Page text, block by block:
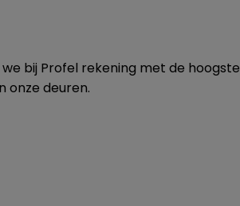
bij Profel rekening met de hoogste
onze deuren.